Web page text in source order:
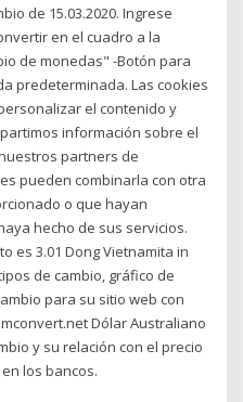
de 15.03.2020. Ingrese
en el cuadro a la
de monedas" -Botón para
predeterminada. Las cookies
el contenido y
información sobre el
partners de
pueden combinarla con otra
o que hayan
hecho de sus servicios.
es 3.01 Dong Vietnamita in
de cambio, gráfico de
para su sitio web con
Dólar Australiano
y su relación con el precio
los bancos.